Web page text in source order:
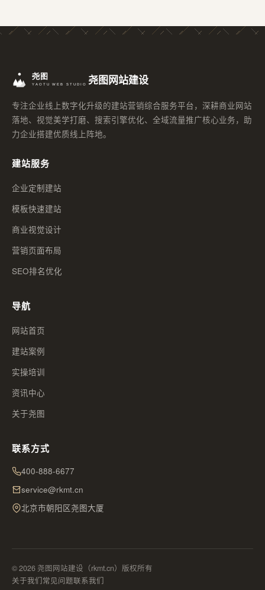
尧图网站建设
专注企业线上数字化升级的建站营销综合服务平台，深耕商业网站
落地、视觉美学打磨、搜索引擎优化、全域流量推广核心业务，助
力企业搭建优质线上阵地。
建站服务
企业定制建站
模板快速建站
商业视觉设计
营销页面布局
SEO排名优化
导航
网站首页
建站案例
实操培训
资讯中心
关于尧图
联系方式
400-888-6677
service@rkmt.cn
北京市朝阳区尧图大厦
© 2026 尧图网站建设（rkmt.cn）版权所有
关于我们常见问题联系我们